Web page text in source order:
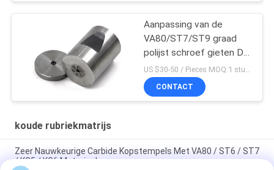
Aanpassing van de
VA80/ST7/ST9 graad
polijst schroef gieten Die
Wolframcarbide Die
CONTACT
koude rubriekmatrijs
Zeer Nauwkeurige Carbide Kopstempels Met VA80 / ST6 / ST7
/ KG5 / KG6 Materiaal